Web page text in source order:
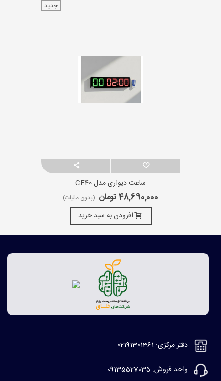
جدید
ساعت دیواری مدل CF40
48,690,000 تومان (بدون مالیات)
افزودن به سبد خرید
دفتر مرکزی: 02191301361
واحد فروش: 09135527035